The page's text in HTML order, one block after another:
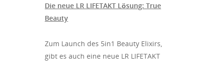
Die neue LR LIFETAKT Lösung: True
Beauty
Zum Launch des 5in1 Beauty Elixirs,
gibt es auch eine neue LR LIFETAKT